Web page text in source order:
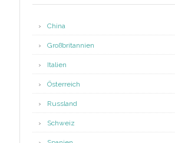
China
Großbritannien
Italien
Österreich
Russland
Schweiz